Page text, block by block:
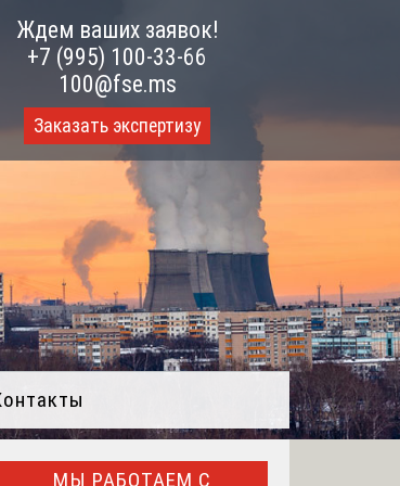
Ждем ваших заявок!
+7 (995) 100-33-66
100@fse.ms
Заказать экспертизу
МЫ РАБОТАЕМ С